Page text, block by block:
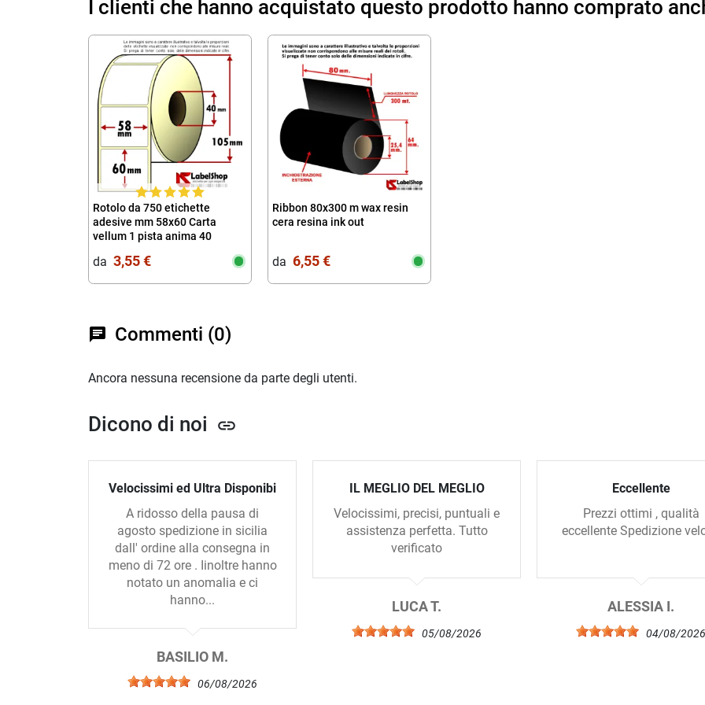
I clienti che hanno acquistato questo prodotto hanno comprato
Rotolo da 750 etichette
adesive mm 58x60 Carta
vellum 1 pista anima 40
da‎ ‎ 3,55 €
Ribbon 80x300 m wax resin
cera resina ink out
da‎ ‎ 6,55 €
chat Commenti (0)
Ancora nessuna recensione da parte degli utenti.
Dicono di noi link
Velocissimi ed Ultra Disponibi
A ridosso della pausa di
agosto spedizione in sicilia
dall' ordine alla consegna in
meno di 72 ore . Iinoltre hanno
notato un anomalia e ci
hanno...
BASILIO M.
06/08/2026
IL MEGLIO DEL MEGLIO
Velocissimi, precisi, puntuali e
assistenza perfetta. Tutto
verificato
LUCA T.
05/08/2026
Eccellente
Prezzi ottimi , qualità
eccellente Spedizione
ALESSIA I.
04/08/2026